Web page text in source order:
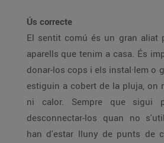
Ús correcte
El sentit comú és un gran aliat
aparells que tenim a casa. És important que evitem
donar-los cops i els instal·lem o guardem a recer on
estiguin a cobert de la pluja, on no faci massa
ni calor. Sempre que sigui
desconnectar-los quan no
han d'estar lluny de punts de calor o superfícies